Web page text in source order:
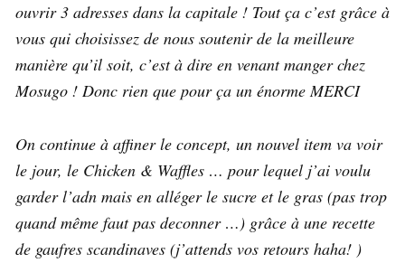
ouvrir 3 adresses dans la capitale ! Tout ça c’est grâce à
vous qui choisissez de nous soutenir de la meilleure
manière qu’il soit, c’est à dire en venant manger chez
Mosugo ! Donc rien que pour ça un énorme MERCI
On continue à affiner le concept, un nouvel item va voir
le jour, le Chicken & Waffles … pour lequel j’ai voulu
garder l’adn mais en alléger le sucre et le gras (pas trop
quand même faut pas deconner …) grâce à une recette
de gaufres scandinaves (j’attends vos retours haha! )